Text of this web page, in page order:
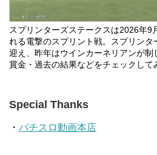
スプリンターズステークスは2026年9
れる電撃のスプリント戦。スプリン
迎え、昨年はウインカーネリアンが制
賞金・過去の結果などをチェックして
Special Thanks
・ パチスロ動画本店